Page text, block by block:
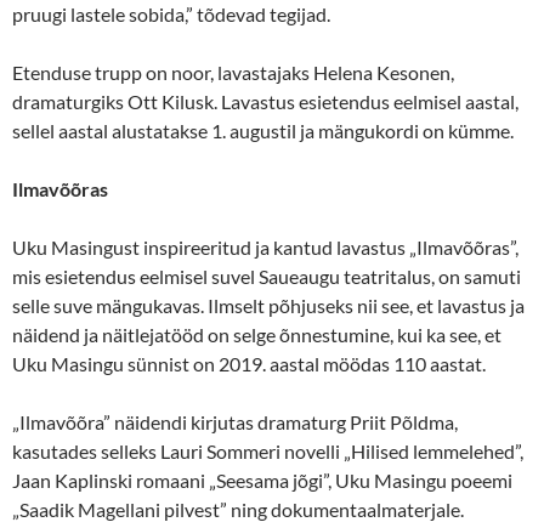
pruugi lastele sobida,” tõdevad tegijad.
Etenduse trupp on noor, lavastajaks Helena Kesonen,
dramaturgiks Ott Kilusk. Lavastus esietendus eelmisel aastal,
sellel aastal alustatakse 1. augustil ja mängukordi on kümme.
Ilmavõõras
Uku Masingust inspireeritud ja kantud lavastus „Ilmavõõras”,
mis esietendus eelmisel suvel Saueaugu teatritalus, on samuti
selle suve mängukavas. Ilmselt põhjuseks nii see, et lavastus ja
näidend ja näitlejatööd on selge õnnestumine, kui ka see, et
Uku Masingu sünnist on 2019. aastal möödas 110 aastat.
„Ilmavõõra” näidendi kirjutas dramaturg Priit Põldma,
kasutades selleks Lauri Sommeri novelli „Hilised lemmelehed”,
Jaan Kaplinski romaani „Seesama jõgi”, Uku Masingu poeemi
„Saadik Magellani pilvest” ning dokumentaalmaterjale.